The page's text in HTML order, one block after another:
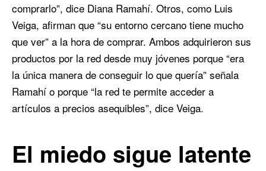
comprarlo”, dice Diana Ramahí. Otros, como Luis
Veiga, afirman que “su entorno cercano tiene mucho
que ver” a la hora de comprar. Ambos adquirieron sus
productos por la red desde muy jóvenes porque “era
la única manera de conseguir lo que quería” señala
Ramahí o porque “la red te permite acceder a
artículos a precios asequibles”, dice Veiga.
El miedo sigue latente